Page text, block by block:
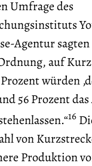
Umfrage des
Agentur
auf
würden
56 Prozent
16
von
Produktion